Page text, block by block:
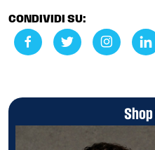
CONDIVIDI SU: